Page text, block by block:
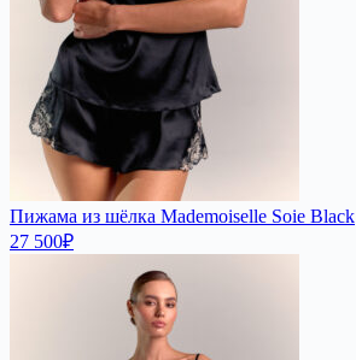
Пижама из шёлка Mademoiselle Soie Black
27 500₽